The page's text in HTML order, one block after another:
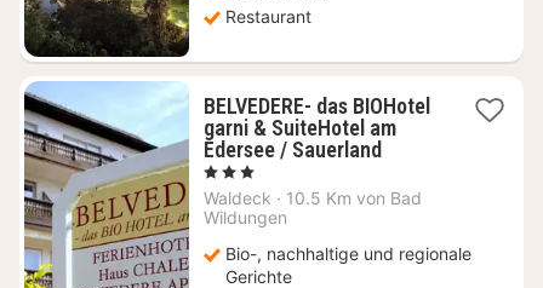
Restaurant
BELVEDERE- das BIOHotel
garni & SuiteHotel am
Edersee / Sauerland2
ab
, 3 Sterne
Waldeck · 10.5 Km von Bad
Wildungen
Bio-, nachhaltige und regionale
Gerichte